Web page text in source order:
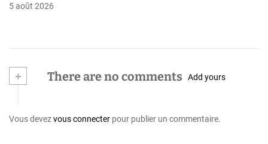
5 août 2026
+ There are no comments Add yours
Vous devezvous connecter pour publier un commentaire.